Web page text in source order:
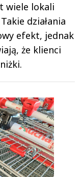
wiele lokali
działania
efekt, jednak
że klienci